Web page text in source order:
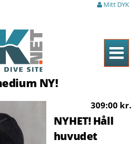
Mitt DYK
NY!
309:00 kr.
NYHET! Håll
huvudet